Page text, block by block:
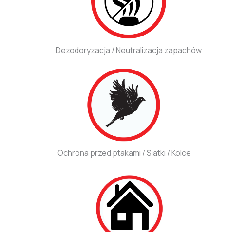
Dezodoryzacja / Neutralizacja zapachów
Ochrona przed ptakami / Siatki / Kolce